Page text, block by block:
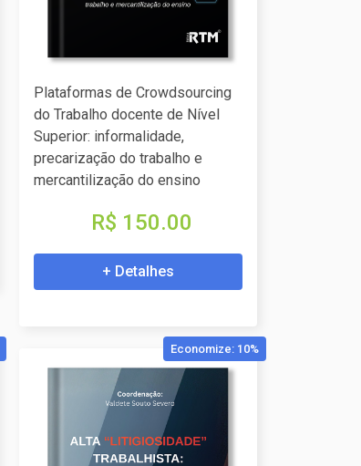
Plataformas de Crowdsourcing
do Trabalho docente de Nível
Superior: informalidade,
precarização do trabalho e
mercantilização do ensino
R$ 150.00
+ Detalhes
Economize: 10%